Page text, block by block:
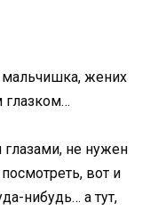
жених
глазком…
не нужен
вот и
нибудь… а тут,